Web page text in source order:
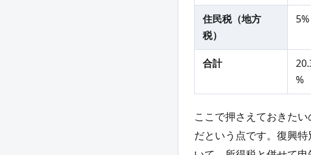
住民税（地方
税）
5%
合計
%
ここで押さえておきた
だという点です。復興